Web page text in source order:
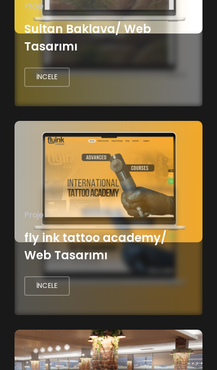
Proje
Sultan Baklava/ Web
Tasarımı
İNCELE
Proje
fly ink tattoo academy/
Web Tasarımı
İNCELE